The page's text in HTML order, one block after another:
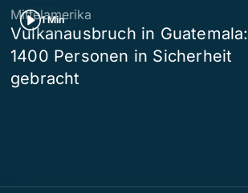
1 Min
Mittelamerika
Vulkanausbruch in Guatemala:
1400 Personen in Sicherheit
gebracht